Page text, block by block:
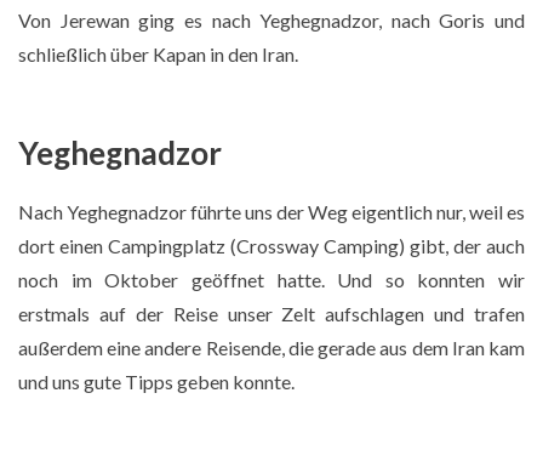
Von Jerewan ging es nach Yeghegnadzor, nach Goris und
schließlich über Kapan in den Iran.
Yeghegnadzor
Nach Yeghegnadzor führte uns der Weg eigentlich nur, weil es
dort einen Campingplatz (Crossway Camping) gibt, der auch
noch im Oktober geöffnet hatte. Und so konnten wir
erstmals auf der Reise unser Zelt aufschlagen und trafen
außerdem eine andere Reisende, die gerade aus dem Iran kam
und uns gute Tipps geben konnte.